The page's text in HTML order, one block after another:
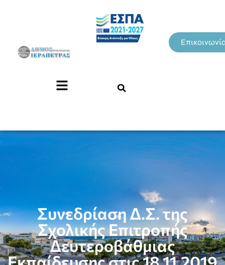
Συνεδρίαση Δ.Σ. της
Σχολικής Επιτροπής
Δευτεροβάθμιας